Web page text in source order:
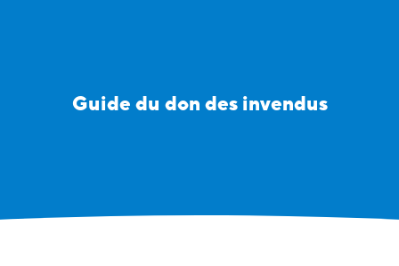
Guide du don des invendus